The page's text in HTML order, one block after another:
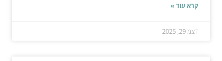
קרא עוד »
דצמ 29, 2025